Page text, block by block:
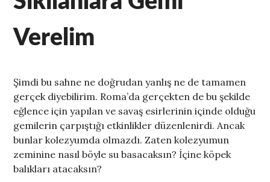
Verelim
Şimdi bu sahne ne doğrudan yanlış ne de tamamen
gerçek diyebilirim. Roma’da gerçekten de bu şekilde
eğlence için yapılan ve savaş esirlerinin içinde olduğu
gemilerin çarpıştığı etkinlikler düzenlenirdi. Ancak
bunlar kolezyumda olmazdı. Zaten kolezyumun
zeminine nasıl böyle su basacaksın? İçine köpek
balıkları atacaksın?